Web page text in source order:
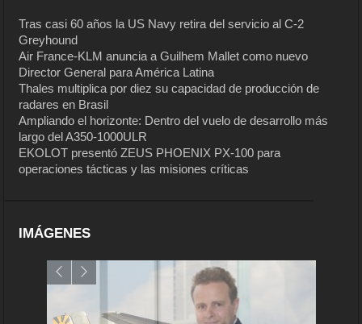
Tras casi 60 años la US Navy retira del servicio al C-2
Greyhound
Air France-KLM anuncia a Guilhem Mallet como nuevo
Director General para América Latina
Thales multiplica por diez su capacidad de producción de
radares en Brasil
Ampliando el horizonte: Dentro del vuelo de desarrollo más
largo del A350-1000ULR
EKOLOT presentó ZEUS PHOENIX PX-100 para
operaciones tácticas y las misiones críticas
IMÁGENES